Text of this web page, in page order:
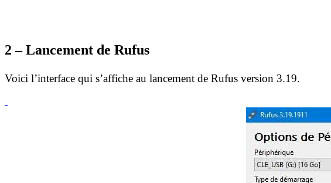
2 – Lancement de Rufus
Voici l’interface qui s’affiche au lancement de Rufus version 3.19.